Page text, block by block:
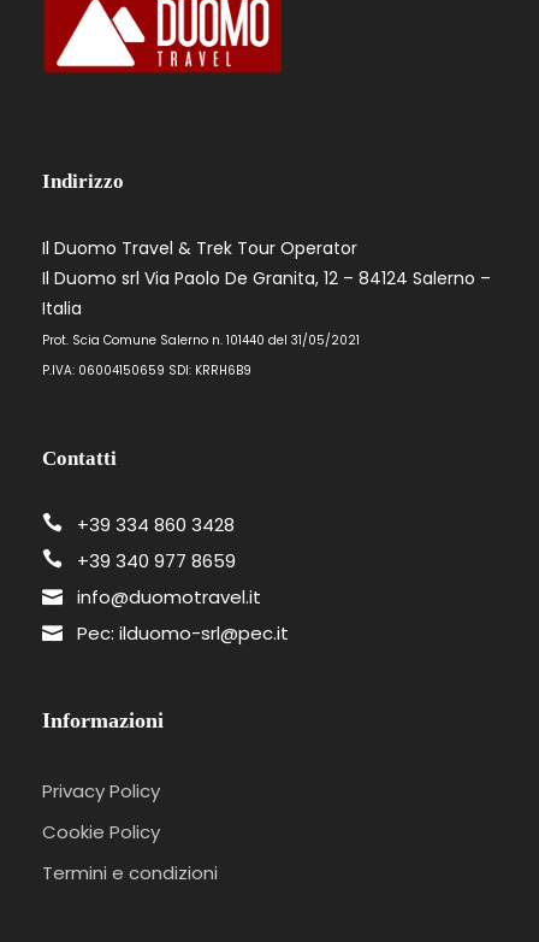
Indirizzo
Il Duomo Travel & Trek Tour Operator
Il Duomo srl Via Paolo De Granita, 12 – 84124 Salerno –
Italia
Prot. Scia Comune Salerno n. 101440 del 31/05/2021
P.IVA: 06004150659 SDI: KRRH6B9
Contatti
+39 334 860 3428
+39 340 977 8659
info@duomotravel.it
Pec: ilduomo-srl@pec.it
Informazioni
Privacy Policy
Cookie Policy
Termini e condizioni